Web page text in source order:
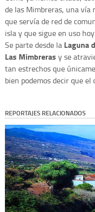
de las Mimbreras, una vía
que servía de red de
isla y que sigue en uso
Se parte desde la Laguna
Las Mimbreras y se
tan estrechos que
bien podemos decir que el
REPORTAJES RELACIONADOS